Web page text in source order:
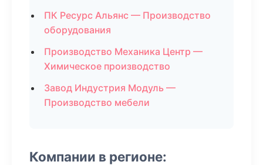
ПК Ресурс Альянс — Производство
оборудования
Производство Механика Центр —
Химическое производство
Завод Индустрия Модуль —
Производство мебели
Компании в регионе: